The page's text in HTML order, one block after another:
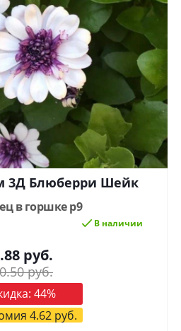
3Д Блюберри Шейк
в горшке р9
В наличии
руб.
руб.
44%
4.62руб.